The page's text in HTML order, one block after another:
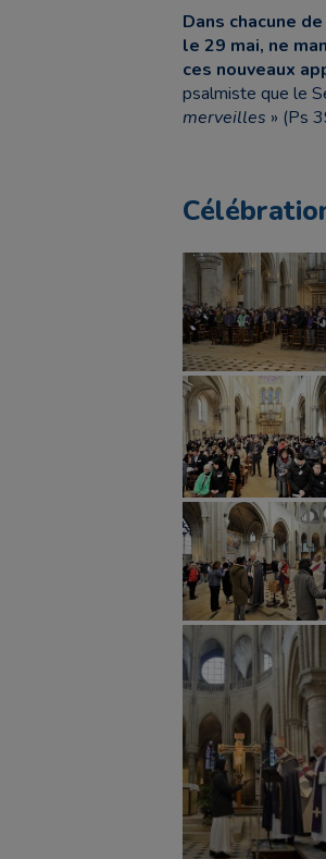
Dans chacune
le 29 mai, ne
ces nouveaux
psalmiste que le
merveilles » (Ps